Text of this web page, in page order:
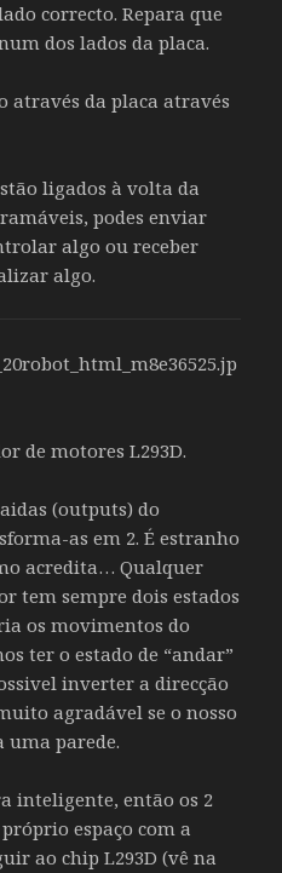
correcto. Repara que
dos lados da placa.
através da placa através
ligados à volta da
podes enviar
algo ou receber
algo.
de motores L293D.
(outputs) do
as em 2. É estranho
acredita… Qualquer
tem sempre dois estados
os movimentos do
ter o estado de “andar”
inverter a direcção
agradável se o nosso
uma parede.
inteligente, então os 2
espaço com a
ao chip L293D (vê na